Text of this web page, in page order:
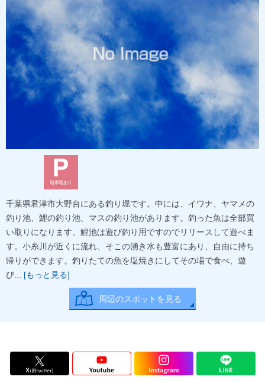
駐車場あり
千葉県君津市大野台にある釣り堀です。中には、イワナ、ヤマメの
釣り池、鯉の釣り池、マスの釣り池があります。釣った魚は全部買
い取りになります。鯉池は遊び釣り用ですのでリリースして遊べま
す。小糸川が近くに流れ、そこの湧き水も豊富にあり、自由に持ち
帰りができます。釣りたての魚を塩焼きにしてその場で食べ、遊
び... [もっと見る]
周辺のスポットを見る